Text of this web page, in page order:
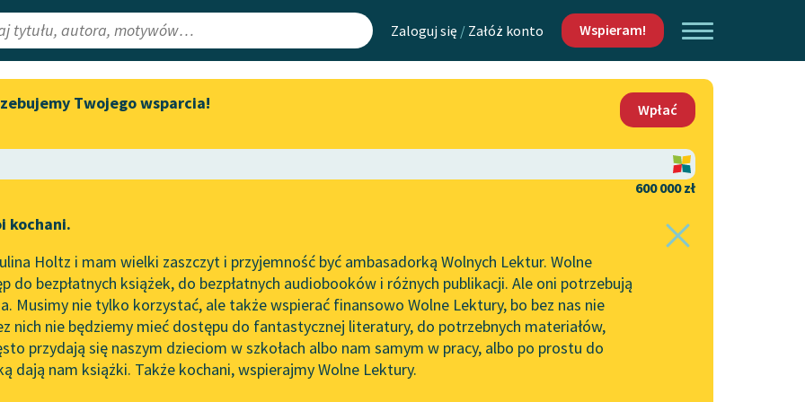
Zaloguj się / Załóż konto Wspieram!
Lektury
redakcyjne
Aktualności
„Prokurator Alicja Horn” do
literatury skandynawskiej
Spotkanie z Katarzyną Tunkiel
w Oslo
102. lata temu zmarł Joseph
Conrad
Mapa Wolnych Lektur
Leśmianator
API
OAI-PMH
Widget Wolnych Lektur
Kontakt
O projekcie
Zasady wykorzystania
Wolnych Lektur
Logotypy
Materiały promocyjne
Twojego wsparcia!
Wpłać
600 000 zł
kochani.
Holtz i mam wielki zaszczyt i przyjemność być ambasadorką Wolnych Lektur. Wolne
do bezpłatnych książek, do bezpłatnych audiobooków i różnych publikacji. Ale oni potrzebują
Musimy nie tylko korzystać, ale także wspierać finansowo Wolne Lektury, bo bez nas nie
nich nie będziemy mieć dostępu do fantastycznej literatury, do potrzebnych materiałów,
przydają się naszym dzieciom w szkołach albo nam samym w pracy, albo po prostu do
dają nam książki. Także kochani, wspierajmy Wolne Lektury.
Pamiętnik✖